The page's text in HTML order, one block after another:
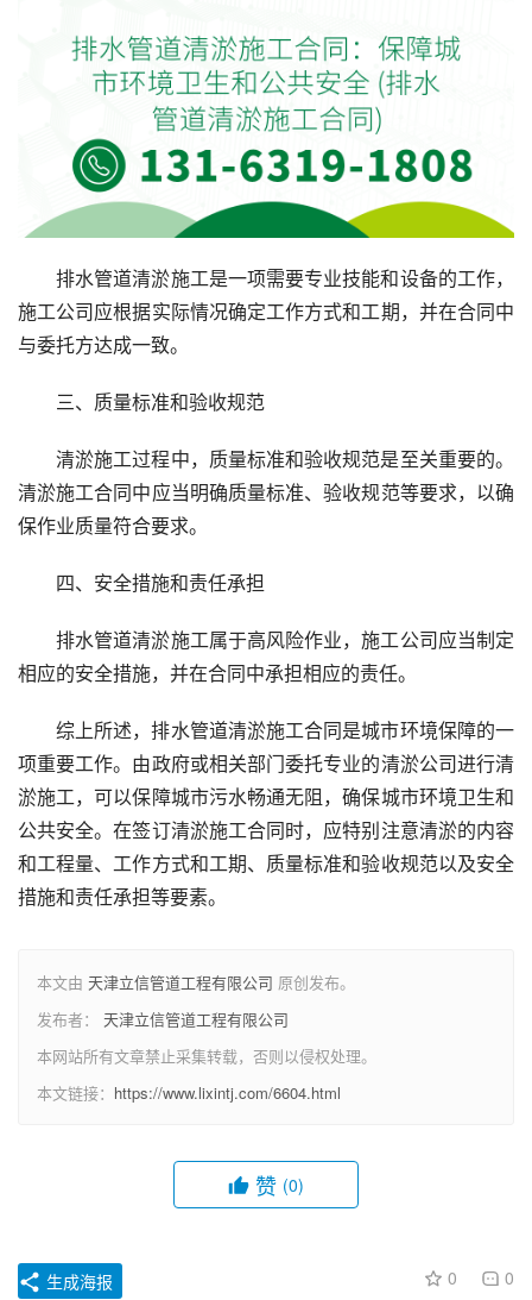
排水管道清淤施工是一项需要专业技能和设备的工作，
施工公司应根据实际情况确定工作方式和工期，并在合同中
与委托方达成一致。
三、质量标准和验收规范
清淤施工过程中，质量标准和验收规范是至关重要的。
清淤施工合同中应当明确质量标准、验收规范等要求，以确
保作业质量符合要求。
四、安全措施和责任承担
排水管道清淤施工属于高风险作业，施工公司应当制定
相应的安全措施，并在合同中承担相应的责任。
综上所述，排水管道清淤施工合同是城市环境保障的一
项重要工作。由政府或相关部门委托专业的清淤公司进行清
淤施工，可以保障城市污水畅通无阻，确保城市环境卫生和
公共安全。在签订清淤施工合同时，应特别注意清淤的内容
和工程量、工作方式和工期、质量标准和验收规范以及安全
措施和责任承担等要素。
本文由 天津立信管道工程有限公司 原创发布。
发布者： 天津立信管道工程有限公司
本网站所有文章禁止采集转载，否则以侵权处理。
本文链接： https://www.lixintj.com/6604.html
赞 (0)
0 0
生成海报